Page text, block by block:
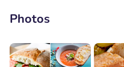
Photos